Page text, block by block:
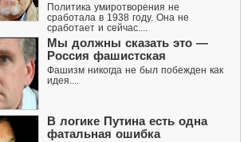
Политика умиротворения не
сработала в 1938 году. Она не
сработает и сейчас....
Мы должны сказать это —
Россия фашистская
Фашизм никогда не был побежден как
идея....
В логике Путина есть одна
фатальная ошибка